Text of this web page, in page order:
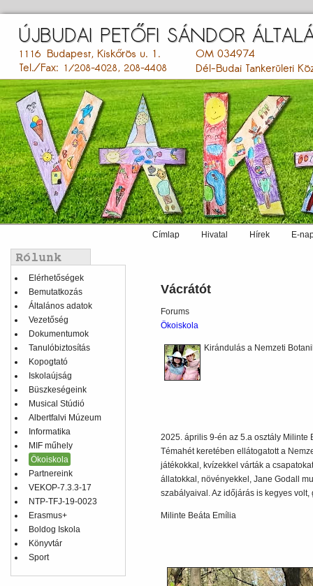
tartalomra
menu
Címlap Hivatal Hírek E-
Balmenü
Elérhetőségek
Bemutatkozás
Általános adatok
Vezetőség
Dokumentumok
Tanulóbiztosítás
Kopogtató
Iskolaújság
Büszkeségeink
Musical Stúdió
Albertfalvi Múzeum
Informatika
MIF műhely
Ökoiskola
Partnereink
VEKOP-7.3.3-17
NTP-TFJ-19-0023
Erasmus+
Boldog Iskola
Könyvtár
Sport
Vácrátót
Forums
Ökoiskola
Kirándulás a Nemzeti
2025. április 9-én az 5.a osztály Milinte
Témahét keretében ellátogatott a
játékokkal, kvízekkel várták a
állatokkal, növényekkel, Jane Godall
szabályaival. Az időjárás is kegyes
Milinte Beáta Emília